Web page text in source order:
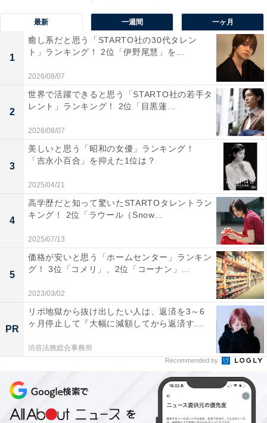
1位：湯原温泉郷／116票
1位は「湯原温泉郷」でした。「湯原温泉郷」は湯原地
域にある5つの温泉地（湯原温泉・下湯原温泉・真賀温
泉・足温泉・郷緑温泉）の総称で、特に有名なのが湯原
ダムの下流に位置する「砂湯」です。川底から湧き出る
温泉でできた天然の大露天風呂で、日本の温泉文化を象
徴する場所として多くの旅行者を惹きつけます。
回答者のコメントを見ると「海外メディアでも紹介され
る開放感のある天然露天風呂で、英語案内もあり、写真
スポットも多くて、とても楽しめるから」（40代男性／
静岡県）、「『西の横綱』と呼ばれる『砂湯』（川底か
らこんこんと湧き続けるお湯）に外国の方々にも是非立
ち寄ってもらいたいのでオススメとして選びました」
（50代男性／徳島県）、「外国人に人気のあるジブリア
ニメの『千と千尋の神隠し』のモデルになった歴史ある
旅館があり、緑に囲まれた自然豊かでフランス料理を提
供するレストランもあります」（60代男性／兵庫県）と
いった声がありました。
※回答者のコメントは原文ママです
次ページ
3位までの全ランキング結果を見
る
最新 一週間 一ヶ月
1
癒し系だと思う「STARTO社の30代タレン
ト」ランキング！ 2位「伊野尾慧」を...
2026/08/07
2
世界で活躍できると思う「STARTO社の若手タ
レント」ランキング！ 2位「目黒蓮...
2026/08/07
3
美しいと思う「昭和の女優」ランキング！
「吉永小百合」を抑えた1位は？
2025/04/21
4
高学歴だと知って驚いたSTARTOタレントラン
キング！ 2位「ラウール（Snow...
2025/07/13
5
価格が安いと思う「ホームセンター」ランキン
グ！ 3位「コメリ」、2位「コーナン」...
2023/03/02
PR
リボ地獄から抜け出したい人は、返済を3～6
ヶ月停止して『大幅に減額してから返済す...
渋谷法務総合事務所
Recommended by